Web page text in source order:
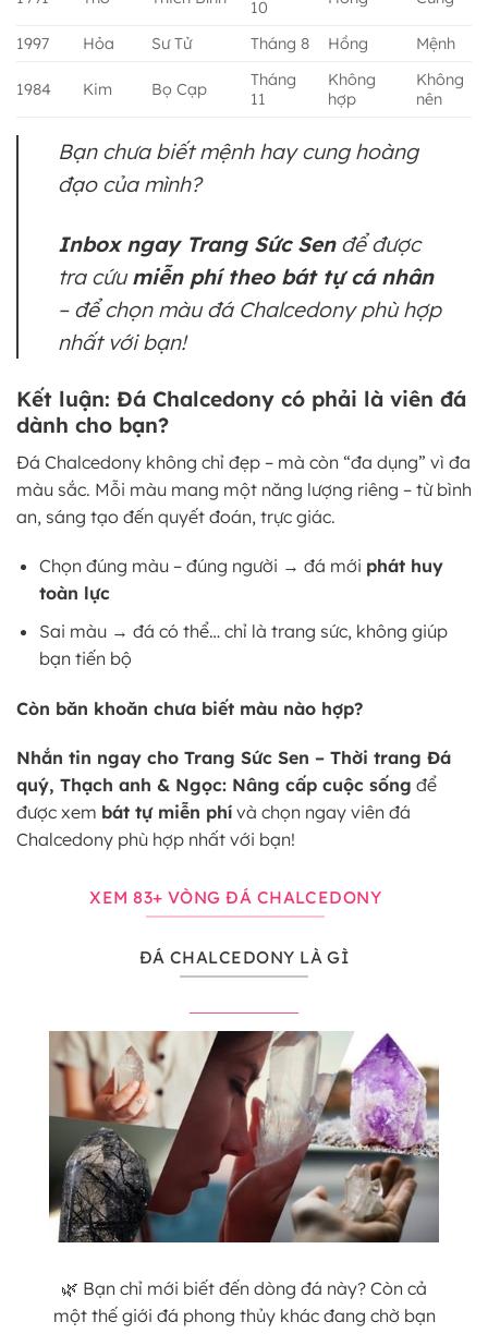
10
1997 Hỏa Sư Tử Tháng 8 Hồng Mệnh
1984 Kim Bọ Cạp
Tháng
11
Không
hợp
Không
nên
Bạn chưa biết mệnh hay cung hoàng
đạo của mình?
Inbox ngay Trang Sức Senđể được
tra cứumiễn phí theo bát tự cá nhân
– để chọn màu đá Chalcedony phù hợp
nhất với bạn!
Kết luận: Đá Chalcedony có phải là viên đá
dành cho bạn?
Đá Chalcedony không chỉ đẹp – mà còn “đa dụng” vì đa
màu sắc. Mỗi màu mang một năng lượng riêng – từ bình
an, sáng tạo đến quyết đoán, trực giác.
Chọn đúng màu – đúng người → đá mới phát huy
toàn lực
Sai màu → đá có thể… chỉ là trang sức, không giúp
bạn tiến bộ
Còn băn khoăn chưa biết màu nào hợp?
Nhắn tin ngay cho Trang Sức Sen – Thời trang Đá
quý, Thạch anh & Ngọc: Nâng cấp cuộc sống để
được xem bát tự miễn phí và chọn ngay viên đá
Chalcedony phù hợp nhất với bạn!
XEM 83+ VÒNG ĐÁ CHALCEDONY
ĐÁ CHALCEDONY LÀ GÌ
🌿 Bạn chỉ mới biết đến dòng đá này? Còn cả
một thế giới đá phong thủy khác đang chờ bạn